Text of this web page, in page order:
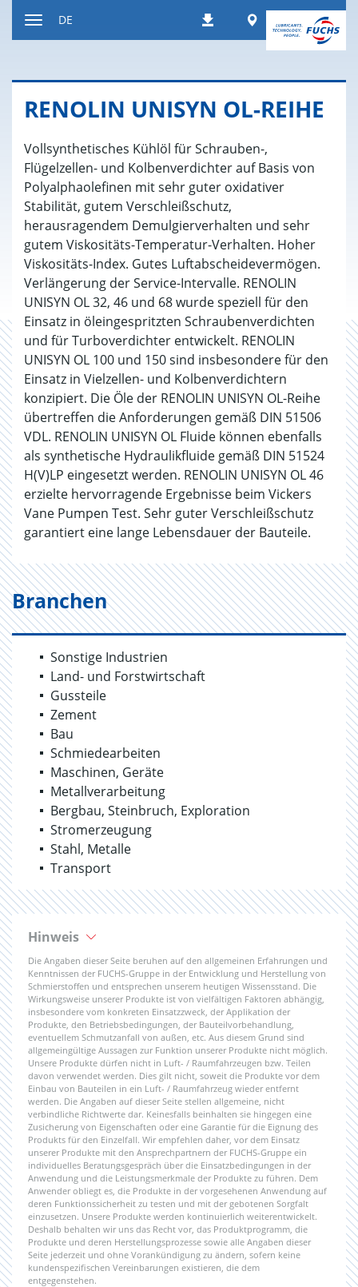
Inhalt
DownloadsWorldwide
DE
RE­N­O­LIN UNI­SYN OL-REIHE
Vollsynthetisches Kühlöl für Schrauben-,
Flügelzellen- und Kolbenverdichter auf Basis von
Polyalphaolefinen mit sehr guter oxidativer
Stabilität, gutem Verschleißschutz,
herausragendem Demulgierverhalten und sehr
gutem Viskositäts-Temperatur-Verhalten. Hoher
Viskositäts-Index. Gutes Luftabscheidevermögen.
Verlängerung der Service-Intervalle. RENOLIN
UNISYN OL 32, 46 und 68 wurde speziell für den
Einsatz in öleingespritzten Schraubenverdichten
und für Turboverdichter entwickelt. RENOLIN
UNISYN OL 100 und 150 sind insbesondere für den
Einsatz in Vielzellen- und Kolbenverdichtern
konzipiert. Die Öle der RENOLIN UNISYN OL-Reihe
übertreffen die Anforderungen gemäß DIN 51506
VDL. RENOLIN UNISYN OL Fluide können ebenfalls
als synthetische Hydraulikfluide gemäß DIN 51524
H(V)LP eingesetzt werden. RENOLIN UNISYN OL 46
erzielte hervorragende Ergebnisse beim Vickers
Vane Pumpen Test. Sehr guter Verschleißschutz
garantiert eine lange Lebensdauer der Bauteile.
Branchen
Sonstige Industrien
Land- und Forstwirtschaft
Gussteile
Zement
Bau
Schmiedearbeiten
Maschinen, Geräte
Metallverarbeitung
Bergbau, Steinbruch, Exploration
Stromerzeugung
Stahl, Metalle
Transport
Hinweis
Die Angaben dieser Seite beruhen auf den allgemeinen Erfahrungen und
Kenntnissen der FUCHS-Gruppe in der Entwicklung und Herstellung von
Schmierstoffen und entsprechen unserem heutigen Wissensstand. Die
Wirkungsweise unserer Produkte ist von vielfältigen Faktoren abhängig,
insbesondere vom konkreten Einsatzzweck, der Applikation der
Produkte, den Betriebsbedingungen, der Bauteilvorbehandlung,
eventuellem Schmutzanfall von außen, etc. Aus diesem Grund sind
allgemeingültige Aussagen zur Funktion unserer Produkte nicht möglich.
Unsere Produkte dürfen nicht in Luft- / Raumfahrzeugen bzw. Teilen
davon verwendet werden. Dies gilt nicht, soweit die Produkte vor dem
Einbau von Bauteilen in ein Luft- / Raumfahrzeug wieder entfernt
werden. Die Angaben auf dieser Seite stellen allgemeine, nicht
verbindliche Richtwerte dar. Keinesfalls beinhalten sie hingegen eine
Zusicherung von Eigenschaften oder eine Garantie für die Eignung des
Produkts für den Einzelfall. Wir empfehlen daher, vor dem Einsatz
unserer Produkte mit den Ansprechpartnern der FUCHS-Gruppe ein
individuelles Beratungsgespräch über die Einsatzbedingungen in der
Anwendung und die Leistungsmerkmale der Produkte zu führen. Dem
Anwender obliegt es, die Produkte in der vorgesehenen Anwendung auf
deren Funktionssicherheit zu testen und mit der gebotenen Sorgfalt
einzusetzen. Unsere Produkte werden kontinuierlich weiterentwickelt.
Deshalb behalten wir uns das Recht vor, das Produktprogramm, die
Produkte und deren Herstellungsprozesse sowie alle Angaben dieser
Seite jederzeit und ohne Vorankündigung zu ändern, sofern keine
kundenspezifischen Vereinbarungen existieren, die dem
entgegenstehen.